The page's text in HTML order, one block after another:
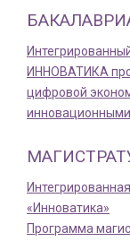
ИННОВАТИКА
цифровой
«Инноватика»
Программа